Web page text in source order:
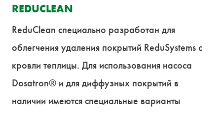
REDUCLEAN
ReduClean специально разработан для
облегчения удаления покрытий ReduSystems с
кровли теплицы. Для использования насоса
Dosatron® и для диффузных покрытий в
наличии имеются специальные варианты